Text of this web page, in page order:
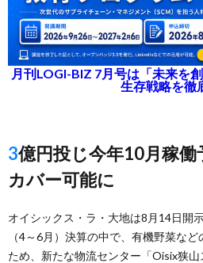
月刊LOGI-BIZ 7月号は「未来を
生存戦略を徹
3億円投じ今年10月稼働予定、宅配利用増
カバー可能に
オイシックス・ラ・大地は8月14日開
（4～6月）決算の中で、有機野菜な
ため、新たな物流センター「Oisix狭